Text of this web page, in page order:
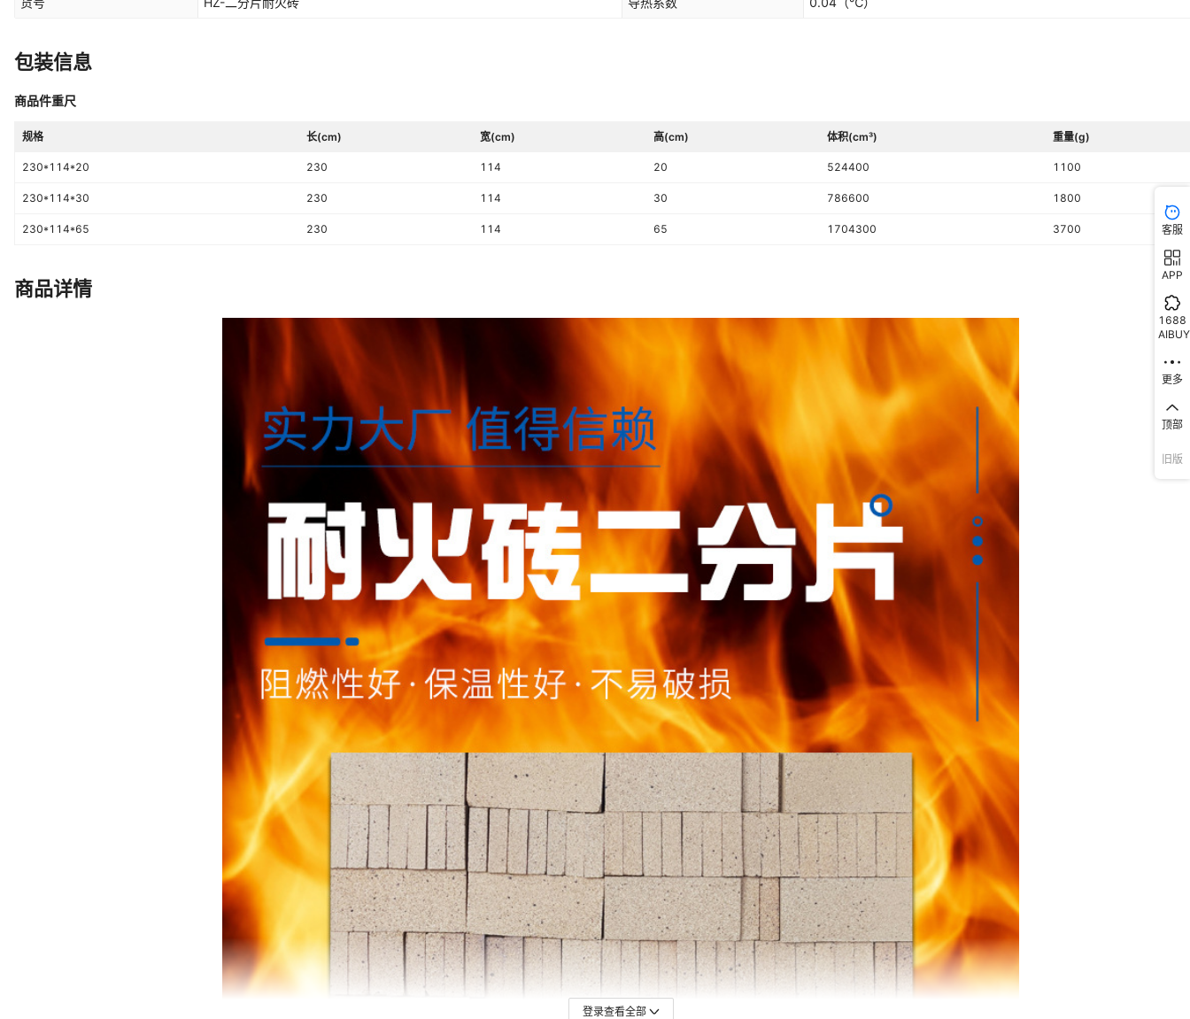
包装信息
商品件重尺
规格 长(cm) 宽(cm) 高(cm) 体积(cm³) 重量(g)
230*114*20 230 114 20 524400 1100
230*114*30 230 114 30 786600 1800
230*114*65 230 114 65 1704300 3700
商品详情
登录查看全部
客服
APP
1688
AIBUY
更多
顶部
旧版